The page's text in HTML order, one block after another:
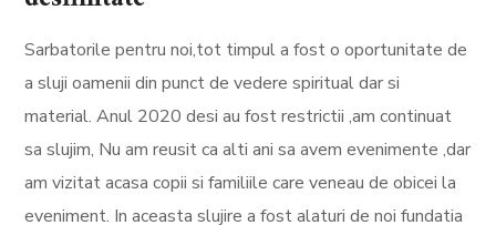
Sarbatorile pentru noi,tot timpul a fost o oportunitate de
a sluji oamenii din punct de vedere spiritual dar si
material. Anul 2020 desi au fost restrictii ,am continuat
sa slujim, Nu am reusit ca alti ani sa avem evenimente ,dar
am vizitat acasa copii si familiile care veneau de obicei la
eveniment. In aceasta slujire a fost alaturi de noi fundatia